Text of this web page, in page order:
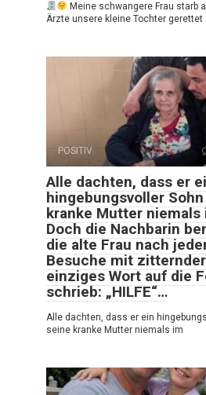
Meine schwangere Frau starb
Ärzte unsere kleine Tochter gerettet
POSITIV
Alle dachten, dass er
hingebungsvoller
kranke Mutter
Doch die Nachbarin
die alte Frau nach
Besuche mit
einziges Wort auf die
schrieb: „HILFE“…
Alle dachten, dass er ein
seine kranke Mutter niemals im